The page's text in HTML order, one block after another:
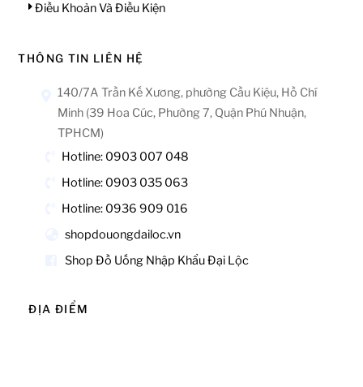
Điều Khoản Và Điều Kiện
THÔNG TIN LIÊN HỆ
140/7A Trần Kế Xương, phường Cầu Kiệu, Hồ Chí
Minh (39 Hoa Cúc, Phường 7, Quận Phú Nhuận,
TPHCM)
Hotline: 0903 007 048
Hotline: 0903 035 063
Hotline: 0936 909 016
shopdouongdailoc.vn
Shop Đồ Uống Nhập Khẩu Đại Lộc
ĐỊA ĐIỂM